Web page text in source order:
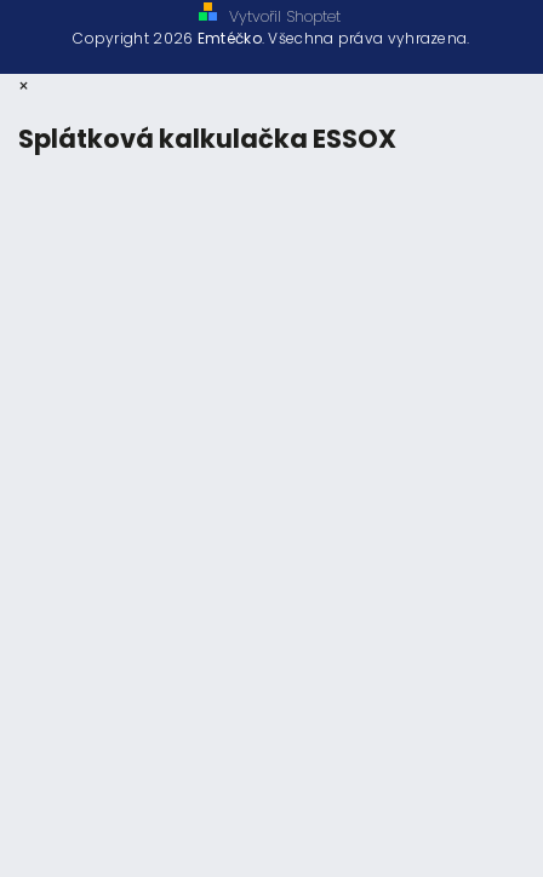
Vytvořil Shoptet
Copyright 2026 Emtéčko. Všechna práva vyhrazena.
×
Splátková kalkulačka ESSOX